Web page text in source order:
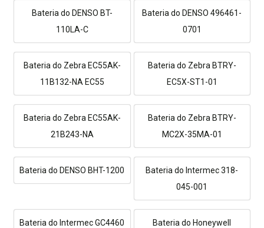
Bateria do DENSO BT-
110LA-C
Bateria do DENSO 496461-
0701
Bateria do Zebra EC55AK-
11B132-NA EC55
Bateria do Zebra BTRY-
EC5X-ST1-01
Bateria do Zebra EC55AK-
21B243-NA
Bateria do Zebra BTRY-
MC2X-35MA-01
Bateria do DENSO BHT-1200
Bateria do Intermec 318-
045-001
Bateria do Intermec GC4460
Bateria do Honeywell